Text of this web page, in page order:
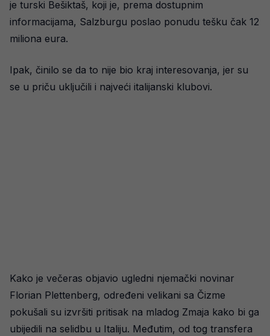
je turski Bešiktaš, koji je, prema dostupnim
informacijama, Salzburgu poslao ponudu tešku čak 12
miliona eura.
Ipak, činilo se da to nije bio kraj interesovanja, jer su
se u priču uključili i najveći italijanski klubovi.
Kako je večeras objavio ugledni njemački novinar
Florian Plettenberg, određeni velikani sa Čizme
pokušali su izvršiti pritisak na mladog Zmaja kako bi ga
ubijedili na selidbu u Italiju. Međutim, od tog transfera